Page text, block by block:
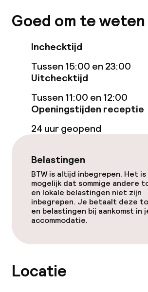
Ontbijtbuffet
Wasfaciliteiten
Wasservice
Zakelijke faciliteiten
Conferentieruimte
Vergaderruimte
Beleid
Overal rookvrij
Goed om te weten
Inchecktijd
Tussen 15:00 en 23:00
Uitchecktijd
Tussen 11:00 en 12:00
Openingstijden receptie
24 uur geopend
Belastingen
BTW is altijd inbegrepen. Het
mogelijk dat sommige andere
en lokale belastingen niet zijn
inbegrepen. Je betaalt deze
en belastingen bij aankomst in
accommodatie.
Locatie